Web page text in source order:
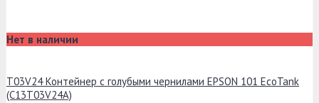
Нет в наличии
T03V24 Контейнер с голубыми чернилами EPSON 101 EcoTank
(C13T03V24A)